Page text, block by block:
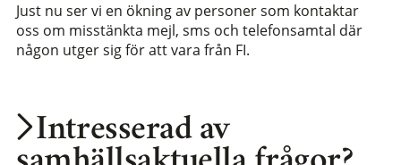
Intresserad av
Just nu ser vi en ökning av personer som kontaktar
oss om misstänkta mejl, sms och telefonsamtal där
någon utger sig för att vara från FI.